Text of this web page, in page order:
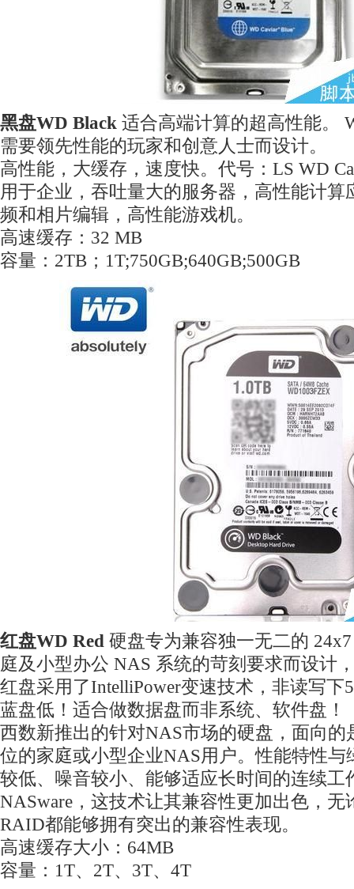
黑盘WD Black 适合高端计算的超高性能。
需要领先性能的玩家和创意人士而设计。
高性能，大缓存，速度快。代号：LS WD
用于企业，吞吐量大的服务器，高性能计算
频和相片编辑，高性能游戏机。
高速缓存：32 MB
容量：2TB；1T;750GB;640GB;500GB
红盘WD Red 硬盘专为兼容独一无二的
庭及小型办公 NAS 系统的苛刻要求而设计
红盘采用了IntelliPower变速技术，非读写下
蓝盘低！适合做数据盘而非系统、软件盘！
西数新推出的针对NAS市场的硬盘，面向的
位的家庭或小型企业NAS用户。性能特性与
较低、噪音较小、能够适应长时间的连续工
NASware，这技术让其兼容性更加出色，无
RAID都能够拥有突出的兼容性表现。
高速缓存大小：64MB
容量：1T、2T、3T、4T